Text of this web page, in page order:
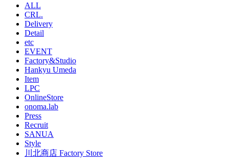
ALL
CRL.
Delivery
Detail
etc
EVENT
Factory&Studio
Hankyu Umeda
Item
LPC
OnlineStore
onoma.lab
Press
Recruit
SANUA
Style
川北商店 Factory Store